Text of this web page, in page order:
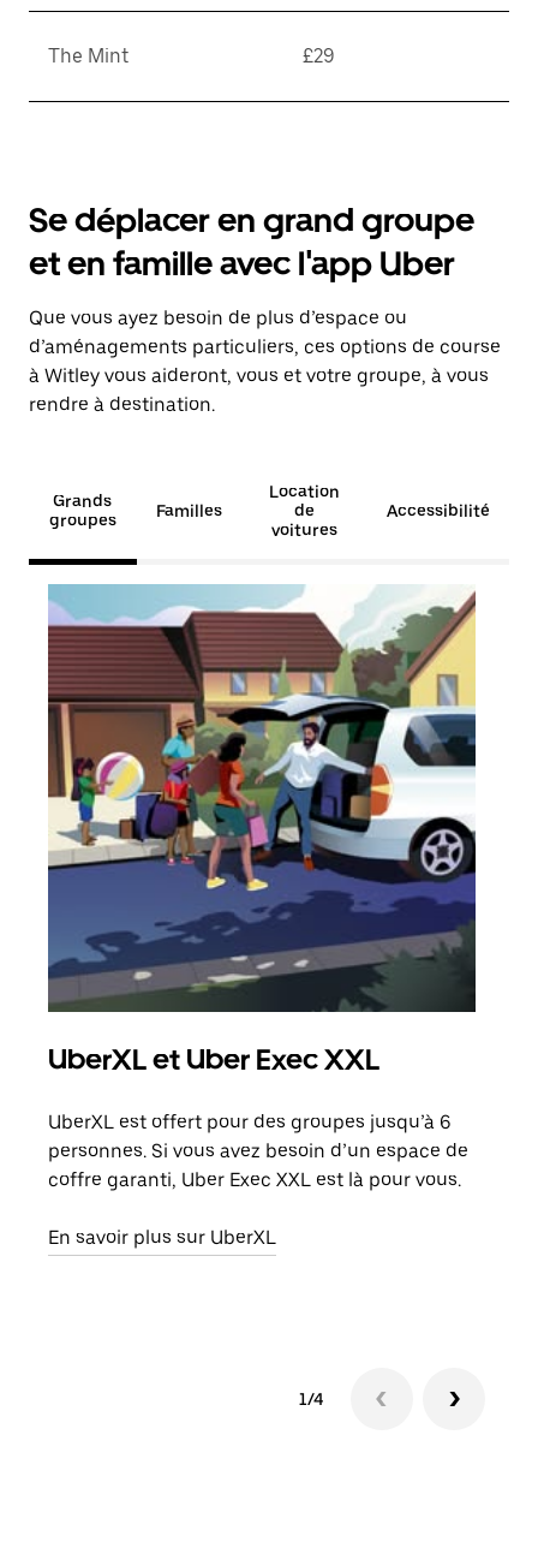
The Mint £29
Se déplacer en grand groupe
et en famille avec l'app Uber
Que vous ayez besoin de plus d’espace ou
d’aménagements particuliers, ces options de course
à Witley vous aideront, vous et votre groupe, à vous
rendre à destination.
Grands
groupes
Familles
Location
de
voitures
Accessibilité
UberXL et Uber Exec XXL
UberXL est offert pour des groupes jusqu’à 6
personnes. Si vous avez besoin d’un espace de
coffre garanti, Uber Exec XXL est là pour vous.
En savoir plus sur UberXL
1/4